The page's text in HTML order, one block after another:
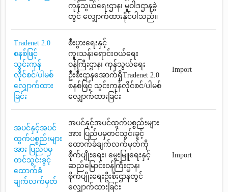
ကုန်သွယ်ရေးဌာန၊ မူဝါဒဌာနခွဲ
တွင် လျှောက်ထားနိုင်ပါသည်။
Tradenet 2.0
စနစ်ဖြင့်
သွင်းကုန်
လိုင်စင်/ပါမစ်
လျှောက်ထား
ခြင်း
စီးပွားရေးနှင့်
ကူးသန်းရောင်းဝယ်ရေး
ဝန်ကြီးဌာန၊ ကုန်သွယ်ရေး
ဦးစီးဌာနအောက်ရှိTradenet 2.0
စနစ်ဖြင့် သွင်းကုန်လိုင်စင်/ပါမစ်
လျှောက်ထားခြင်း
Import
အပင်နှင့်အပင်
ထွက်ပစ္စည်းများ
အား ပြည်ပမှ
တင်သွင်းခွင့်
ထောက်ခံ
ချက်လက်မှတ်
အပင်နှင့်အပင်ထွက်ပစ္စည်းများ
အား ပြည်ပမှတင်သွင်းခွင့်
ထောက်ခံချက်လက်မှတ်ကို
စိုက်ပျိုးရေး၊ မွေးမြူရေးနှင့်
ဆည်မြောင်းဝန်ကြီးဌာန၊
စိုက်ပျိုးရေးဦးစီးဌာနတွင်
လျှောက်ထားခြင်း
Import